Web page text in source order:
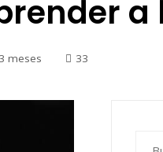
a
meses 33